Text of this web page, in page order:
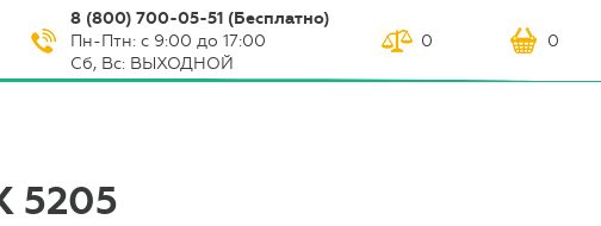
8 (800) 700-05-51 (Бесплатно)
Пн-Птн: с 9:00 до 17:00
Сб, Вс: ВЫХОДНОЙ
0 0
5205